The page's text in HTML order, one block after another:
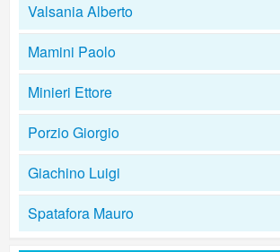
Valsania Alberto
Mamini Paolo
Minieri Ettore
Porzio Giorgio
Giachino Luigi
Spatafora Mauro